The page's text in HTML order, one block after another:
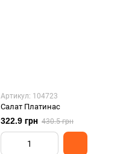
Артикул: 104723
Салат Платинас
322.9 грн 430.5 грн